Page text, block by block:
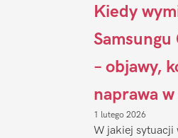
Kiedy
Samsungu
– objawy,
naprawa
1 lutego 2026
W jakiej sytuacji